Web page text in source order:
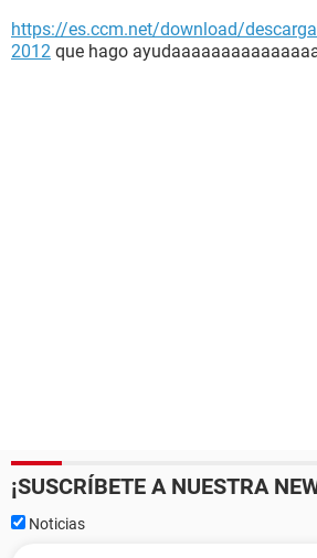
https://es.ccm.net/download/
2012 que hago
¡SUSCRÍBETE A NUESTRA
Noticias